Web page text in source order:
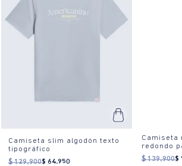
Camiseta slim algodón texto
tipográfico
$ 129.900$ 64.950
Camiseta
redondo
$ 139.900$